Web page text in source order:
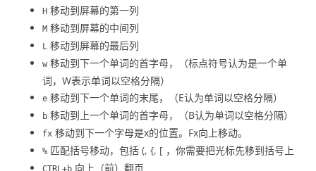
H 移动到屏幕的第一列
M 移动到屏幕的中间列
L 移动到屏幕的最后列
w 移动到下一个单词的首字母，（标点符号认为是一个单
词，W表示单词以空格分隔）
e 移动到下一个单词的末尾，（E认为单词以空格分隔）
b 移动到上一个单词的首字母，（B认为单词以空格分隔）
fx 移动到下一个字母是x的位置。Fx向上移动。
% 匹配括号移动，包括 (, {, [ ，你需要把光标先移到括号上
CTRL+b 向上（前）翻页